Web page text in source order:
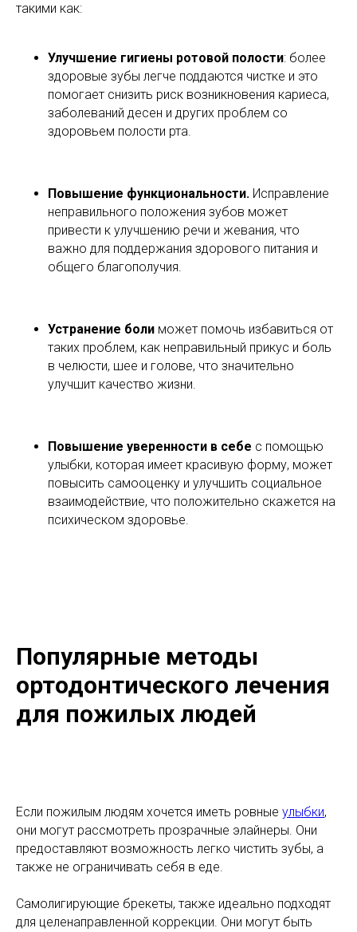
такими как:
Улучшение гигиены ротовой полости: более
здоровые зубы легче поддаются чистке и это
помогает снизить риск возникновения кариеса,
заболеваний десен и других проблем со
здоровьем полости рта.
Повышение функциональности. Исправление
неправильного положения зубов может
привести к улучшению речи и жевания, что
важно для поддержания здорового питания и
общего благополучия.
Устранение боли может помочь избавиться от
таких проблем, как неправильный прикус и боль
в челюсти, шее и голове, что значительно
улучшит качество жизни.
Повышение уверенности в себе с помощью
улыбки, которая имеет красивую форму, может
повысить самооценку и улучшить социальное
взаимодействие, что положительно скажется на
психическом здоровье.
Популярные методы
ортодонтического лечения
для пожилых людей
Если пожилым людям хочется иметь ровные улыбки,
они могут рассмотреть прозрачные элайнеры. Они
предоставляют возможность легко чистить зубы, а
также не ограничивать себя в еде.
Самолигирующие брекеты, также идеально подходят
для целенаправленной коррекции. Они могут быть